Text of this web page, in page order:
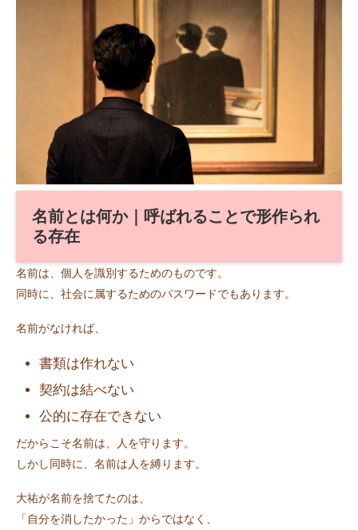
名前とは何か｜呼ばれることで形作られ
る存在
名前は、個人を識別するためのものです。
同時に、社会に属するためのパスワードでもあります。
名前がなければ、
書類は作れない
契約は結べない
公的に存在できない
だからこそ名前は、人を守ります。
しかし同時に、名前は人を縛ります。
大祐が名前を捨てたのは、
「自分を消したかった」からではなく、